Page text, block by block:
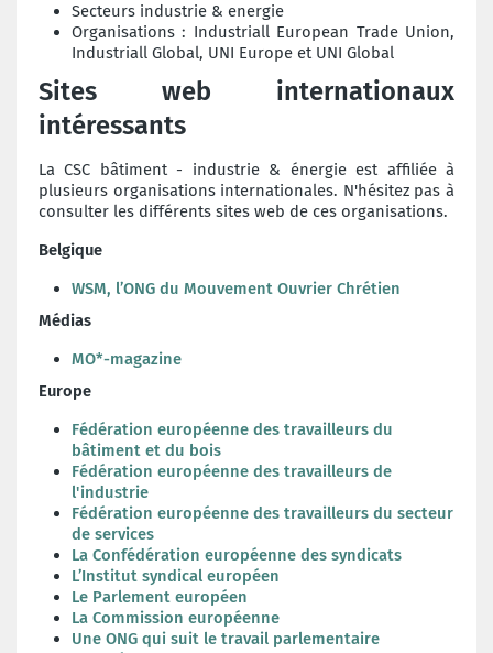
Secteurs industrie & energie
Organisations : Industriall European Trade Union,
Industriall Global, UNI Europe et UNI Global
Sites web internationaux
intéressants
La CSC bâtiment - industrie & énergie est affiliée à
plusieurs organisations internationales. N'hésitez pas à
consulter les différents sites web de ces organisations.
Belgique
WSM, l’ONG du Mouvement Ouvrier Chrétien
Médias
MO*-magazine
Europe
Fédération européenne des travailleurs du
bâtiment et du bois
Fédération européenne des travailleurs de
l'industrie
Fédération européenne des travailleurs du secteur
de services
La Confédération européenne des syndicats
L’Institut syndical européen
Le Parlement européen
La Commission européenne
Une ONG qui suit le travail parlementaire